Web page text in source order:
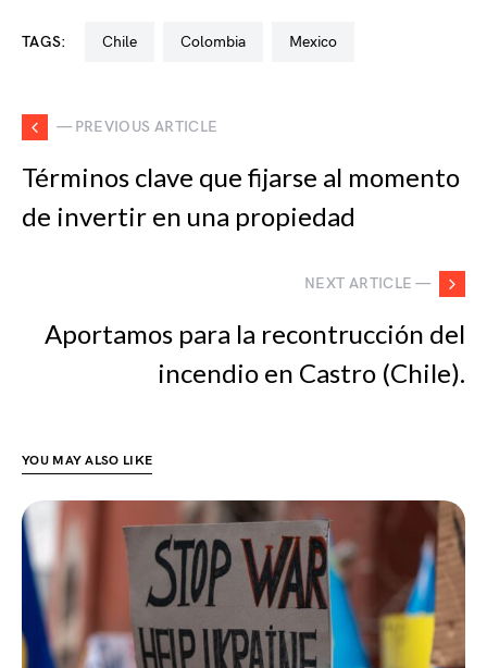
TAGS: chile colombia mexico
— PREVIOUS ARTICLE
Términos clave que fijarse al momento
de invertir en una propiedad
NEXT ARTICLE —
Aportamos para la recontrucción del
incendio en Castro (Chile).
YOU MAY ALSO LIKE